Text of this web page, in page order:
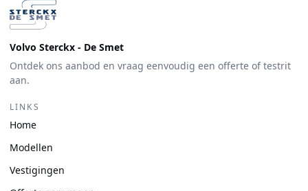
Volvo Sterckx - De Smet
Ontdek ons aanbod en vraag eenvoudig een offerte of testrit
aan.
LINKS
Home
Modellen
Vestigingen